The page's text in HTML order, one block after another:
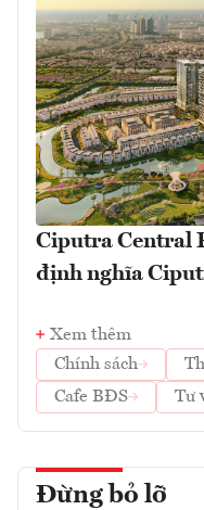
Ciputra Central
định nghĩa
Xem thêm
Chính sách
Cafe BĐS
Tư
Đừng bỏ lỡ